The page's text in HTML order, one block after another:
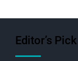
Editor’s Pick